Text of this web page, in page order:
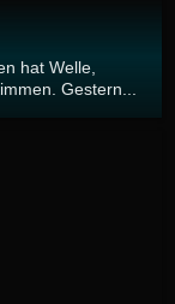
hat Welle,
Gestern...